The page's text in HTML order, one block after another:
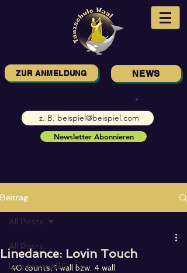
ZUR ANMELDUNG NEWS
Newsletter Abonnieren
Beitrag
All Posts
Linedance ABC
All Posts
Linedance: Lovin Touch
40 counts, 1 wall bzw. 4 wall